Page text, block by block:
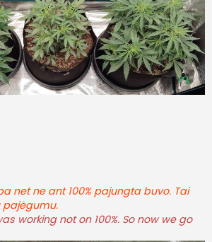
net ne ant 100% pajungta buvo. Tai
pajėgumu.
working not on 100%. So now we go